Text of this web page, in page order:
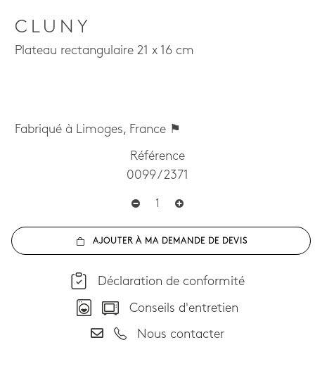
CLUNY
Plateau rectangulaire 21 x 16 cm
Fabriqué à Limoges, France ⚑
Référence
0099 / 2371
AJOUTER À MA DEMANDE DE DEVIS
Déclaration de conformité
Conseils d'entretien
Nous contacter